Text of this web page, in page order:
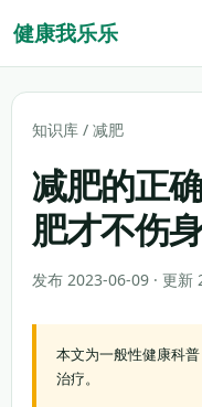
健康我乐乐
知识库 / 减肥
减肥的正
肥才不伤
发布 2023-06-09 · 更新
本文为一般性健康科
治疗。